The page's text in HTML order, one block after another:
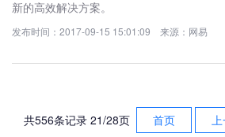
新的高效解决方案。
发布时间：2017-09-15 15:01:09 来源：网易
共556条记录 21/28页 首页